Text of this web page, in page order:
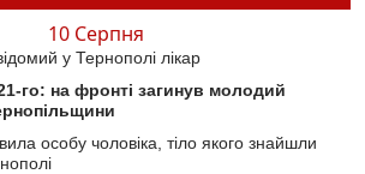
10 Серпня
у Тернополі лікар
го: на фронті загинув молодий
особу чоловіка, тіло якого знайшли